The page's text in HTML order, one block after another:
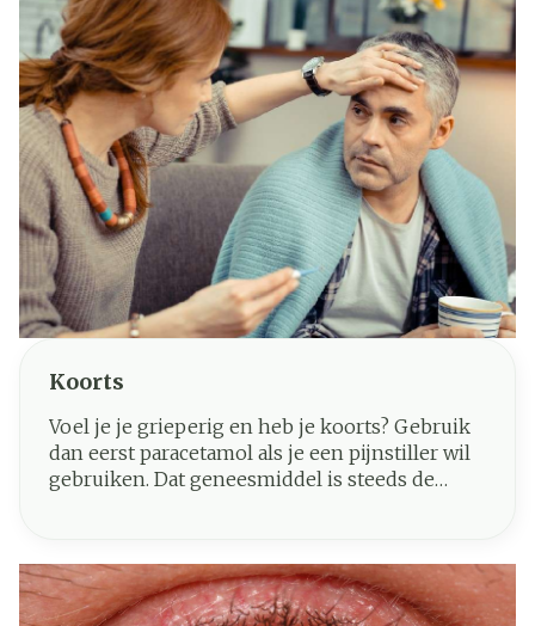
Koorts
Voel je je grieperig en heb je koorts? Gebruik
dan eerst paracetamol als je een pijnstiller wil
gebruiken. Dat geneesmiddel is steeds de